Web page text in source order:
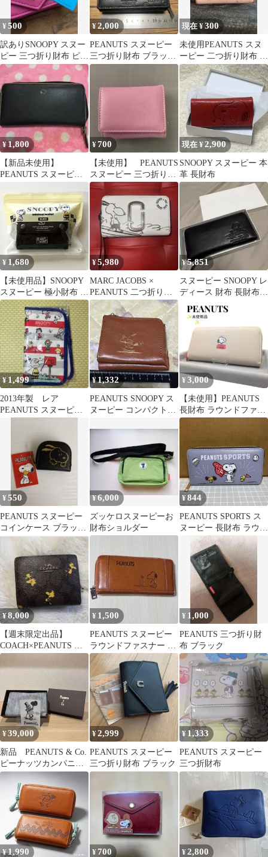
¥500
訳ありSNOOPY スヌー
ピー 三つ折り財布 ピン
ク
¥2,000
PEANUTS スヌーピー
三つ折り財布 ブラック
エンボス加工 黒
現在 ¥300
未使用PEANUTS スヌ
ーピー 二つ折り財布 ピ
ンク
¥1,800
【新品未使用】
PEANUTS スヌーピー
ナー ブラック
¥700
【未使用】 PEANUTS
スヌーピー 三つ折り財
布 ピンク
現在 ¥2,900
SNOOPY スヌーピー 本
革 長財布
¥ 1,680
【未使用品】SNOOPY
スヌーピー 極小財布 三
つ折り財布 ブラック
¥5,980
MARC JACOBS ×
PEANUTS 二つ折り財
布 スヌーピー
¥5,851
スヌーピー SNOOPY レ
ディース 財布 長財布
ツ
¥1,499
2013年製 レア
PEANUTS スヌーピー
¥1,332
PEANUTS SNOOPY ス
ヌーピー コンパクト財
¥3,000
【未使用】PEANUTS
長財布 ラウンドファス
ナー スヌーピー
¥550
PEANUTS スヌーピー
コインケース ブラック
【最終価格‼️】
¥6,000
ズッケロスヌーピーお
財布ショルダー
¥844
PEANUTS SPORTS ス
ヌーピー 長財布 ラウン
ドファスナー
¥8,000
【週末限定出品】
COACH×PEANUTS ウ
ッドストック 二つ折り
財布
¥ 1,500
PEANUTS スヌーピー
ラウンドファスナー 長
財布 キャメル 大容量
¥ 1,000
PEANUTS 三つ折り財
布 ブラック
¥39,000
新品 PEANUTS & Co.
ピーナッツカンパニ
ー ミドルウォレッ
ト 財布
¥2,999
PEANUTS スヌーピー
三つ折り財布 ブラック
¥ 1,333
PEANUTS スヌーピー
三つ折財布
¥1,990 ¥ 700 ¥2,800